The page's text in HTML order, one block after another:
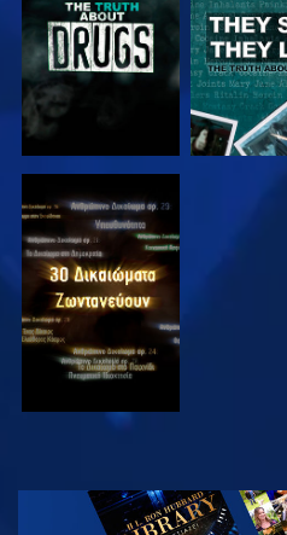
ΠΑΡΑΚΟΛΟΥΘΗΣΤΕ
ΠΑΡΑΚΟΛΟΥΘΗΣΤΕ